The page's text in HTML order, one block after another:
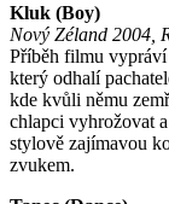
Kluk (Boy)
Nový Zéland 2004,
Příběh filmu
který odhalí
kde kvůli němu
chlapci vyhrožovat
stylově zajímavou
zvukem.